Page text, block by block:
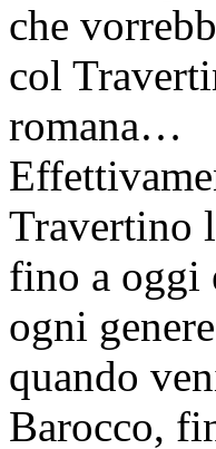
che
col
romana…
Travertino
fino a oggi
ogni
quando
Barocco,